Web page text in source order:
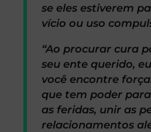
se eles estiverem
vício ou uso
“Ao procurar cura
seu ente querido,
você encontre
que tem poder
as feridas, unir as
relacionamentos